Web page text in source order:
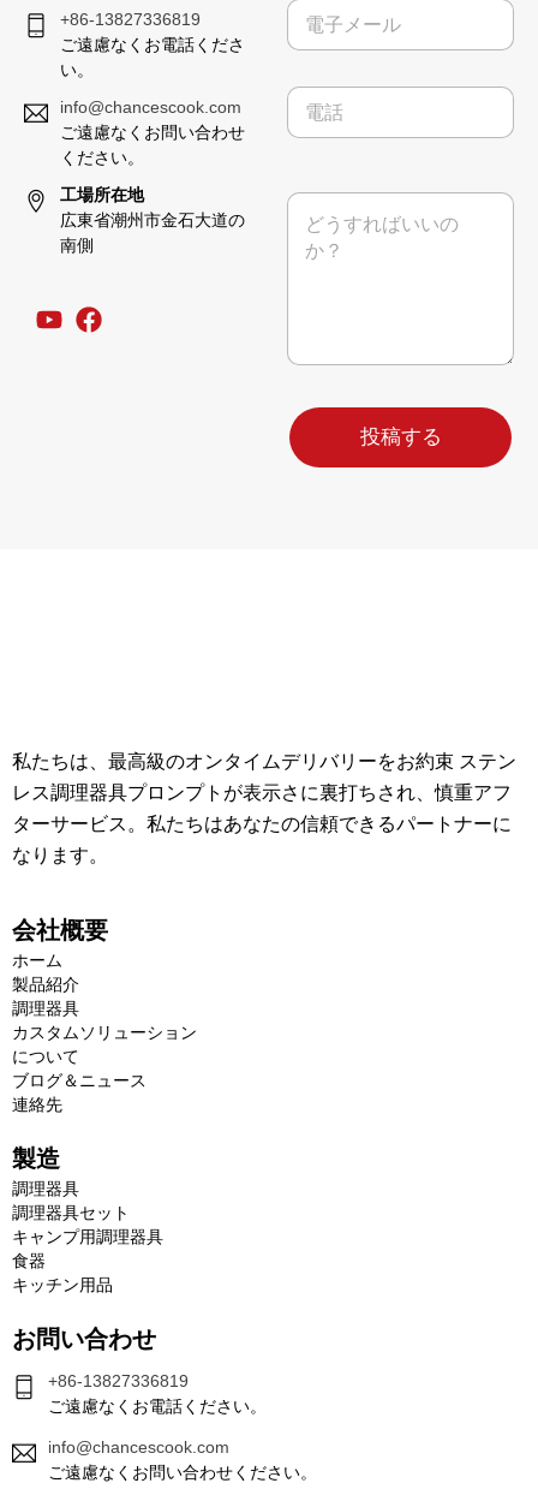
+86-13827336819
ご遠慮なくお電話くださ
い。
info@chancescook.com
ご遠慮なくお問い合わせ
ください。
工場所在地
広東省潮州市金石大道の
南側
電
メ
ル
*
電
メ
投稿する
私たちは、最高級のオンタイムデリバリーをお約束 ステン
レス調理器具プロンプトが表示さに裏打ちされ、慎重アフ
ターサービス。私たちはあなたの信頼できるパートナーに
なります。
会社概要
ホーム
製品紹介
調理器具
カスタムソリューション
について
ブログ＆ニュース
連絡先
製造
調理器具
調理器具セット
キャンプ用調理器具
食器
キッチン用品
お問い合わせ
+86-13827336819
ご遠慮なくお電話ください。
info@chancescook.com
ご遠慮なくお問い合わせください。